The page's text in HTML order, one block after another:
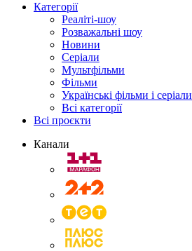
Категорії
Реаліті-шоу
Розважальні шоу
Новини
Серіали
Мультфільми
Фільми
Українські фільми і серіали
Всі категорії
Всі проєкти
Канали